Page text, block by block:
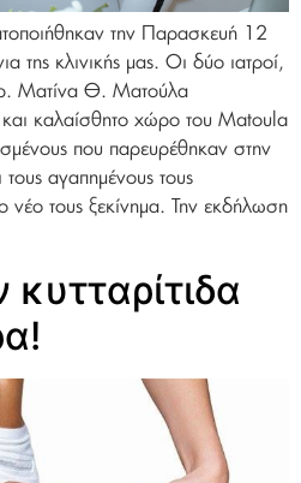
την Παρασκευή 12
της κλινικής μας. Οι δύο ιατροί,
Ματίνα Θ. Ματούλα
καλαίσθητο χώρο του Matoula
που παρευρέθηκαν στην
αγαπημένους τους
νέο τους ξεκίνημα. Την εκδήλωση